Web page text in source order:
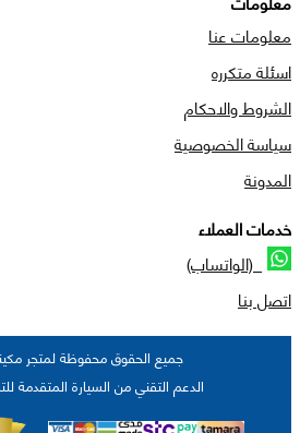
معلومات عنا
اسئلة متكرره
الشروط والاحكام
سياسة الخصوصية
المدونة
خدمات العملاء
(الواتساب)
اتصل بنا
جميع الحقوق محفوظة لمتجر مكينة ٢٠١٩-
الدعم التقني من السيارة المتقدمة